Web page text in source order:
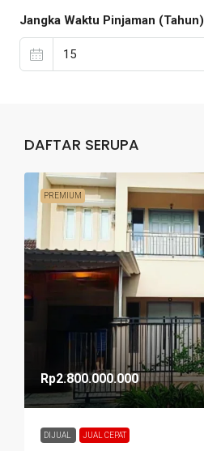
Jangka Waktu Pinjaman (Tahun)
DAFTAR SERUPA
PREMIUM
Rp2.800.000.000
DIJUAL JUAL CEPAT